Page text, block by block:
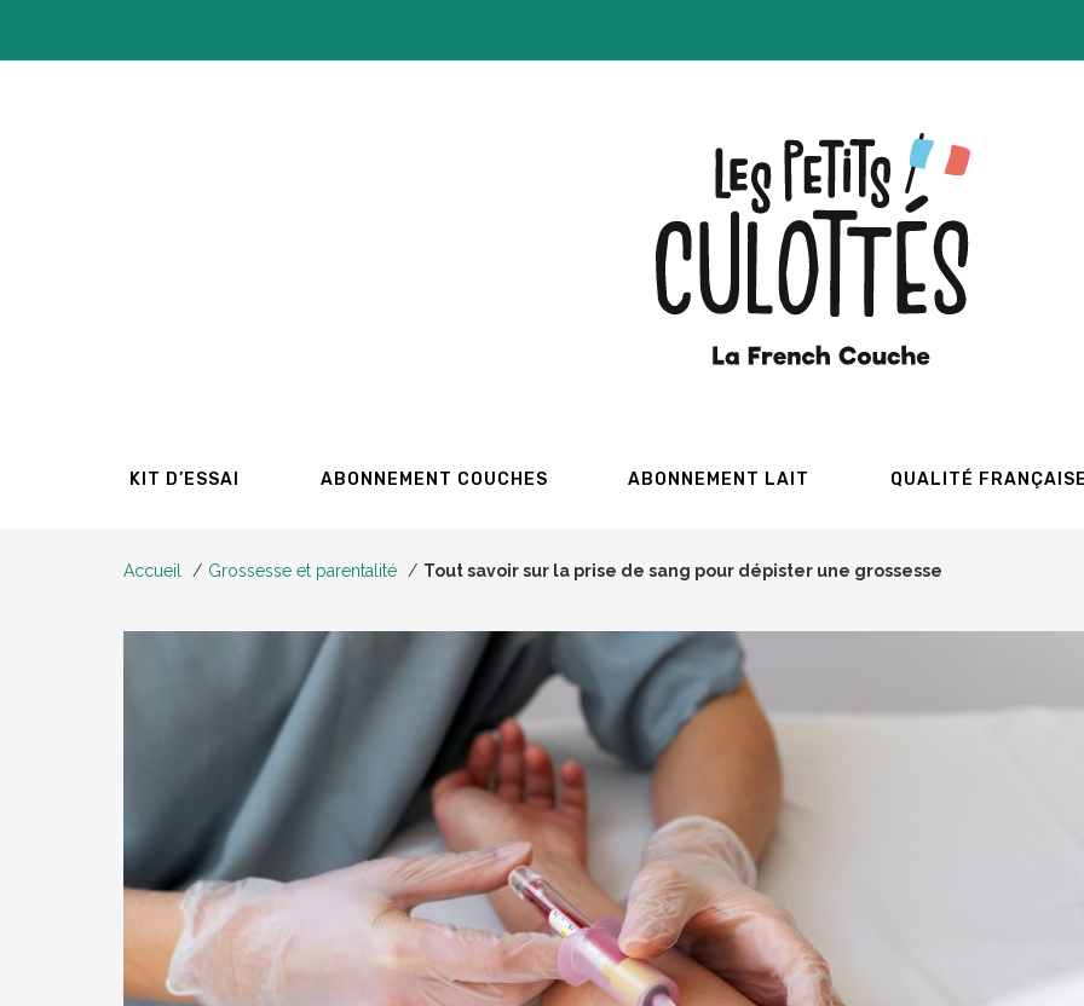
contenu
KIT D’ESSAI ABONNEMENT COUCHES ABONNEMENT LAIT QUALITÉ
Accueil Grossesse et parentalité Tout savoir sur la prise de sang pour dépister une grossesse